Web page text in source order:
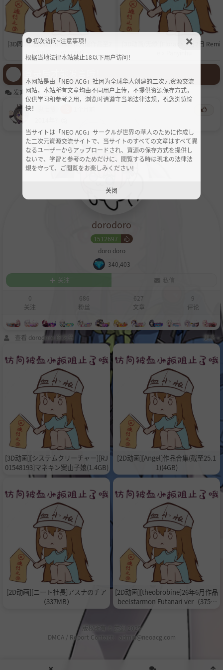
[3D同人/无修正]Pantsushi大佬作品至2
6年8月（1V/172M）
[3D动画/无修][Floraxis]8月2日
发言区
dorodoro
1512697
心
doro doro
340,403
关注
私信
0
关注
686
粉丝
627
文章
9
评论
查看 dorodoro 的文章 更多 »
[3D动画][システムクリーチャー][RJ
01548193]マネキン案山子娘(1.4GB)
[2D动画][Angel]作品合集(截至25.1
1)(4GB)
[2D动画][ニート社長]アスナのチア
（337MB）
[2D动画][theobrobine]26年6月作品
beelstarmon Futanari ver（375M
版权所有 © 芯幻
2025
DMCA / Report Contact：admin@neoacg.com
初次访问~注意事项！
根据当地法律本站禁止18以下用户访问！
本网站是由「NEO ACG」社团为全球华人创建的二次元资源交流
网站，本站所有文章均由不同用户上传，不提供资源保存方式，
仅供学习和参考之用，浏览时请遵守当地法律法规，祝您浏览愉
快！
当サイトは「NEO ACG」サークルが世界の華人のために作成し
た二次元資源交流サイトで、当サイトのすべての文章はすべて異
なるユーザーからアップロードされ、資源の保存方式を提供し
ないで、学習と参考のためだけに、閲覧する時は現地の法律法
規を守って、ご閲覧をお楽しみください!
关闭